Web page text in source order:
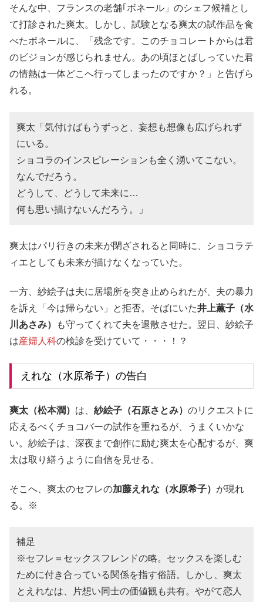
そんな中、フランスの老舗｢ボネール」のシェフ候補とし
て打診された爽太。しかし、試験となる爽太の試作品を食
べたボネールに、「残念です。このチョコレートからは君
のビジョンが感じられません。あの頃ほとばしっていた君
の情熱は一体どこへ行ってしまったのですか？」と告げら
れる。
爽太「気付けばもうずっと、妄想も想像も広げられず
にいる。
ショコラのインスピレーションも全く湧いてこない。
なんでだろう。
どうして、どうして未来に…
何も思い描けないんだろう。」
爽太はパリ行きの未来が閉ざされると同時に、ショコラテ
ィエとしても未来が描けなくなっていた。
一方、紗絵子は夫に居場所を突き止められたが、夫の暴力
を訴え「今は帰らない」と拒否。そばにいた井上薫子（水
川あさみ）
も守ってくれて夫を退散させた。翌日、紗絵子
は産婦人科の検診を受けていて・・・！？
えれな（水原希子）の告白
爽太（松本潤） は、 紗絵子（石原さとみ） のリクエストに
応えるべくチョコバーの試作を重ねるが、うまくいかな
い。紗絵子は、深夜まで創作に励む爽太を心配するが、爽
太は取り繕うように自信を見せる。
そこへ、爽太のセフレの加藤えれな（水原希子） が現れ
る。※
補足
※セフレ＝セックスフレンドの略。セックスを楽しむ
ために付き合っている関係を指す俗語。しかし、爽太
とえれなは、片想い同士の価値観も共有。やがて恋人